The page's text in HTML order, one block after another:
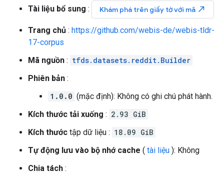
Tài liệu bổ sung : Khám phá trên giấy tờ với mã north_east
Trang chủ : https://github.com/webis-de/webis-tldr-
17-corpus
Mã nguồn : tfds.datasets.reddit.Builder
Phiên bản :
1.0.0 (mặc định): Không có ghi chú phát hành.
Kích thước tải xuống : 2.93 GiB
Kích thước tập dữ liệu : 18.09 GiB
Tự động lưu vào bộ nhớ cache ( tài liệu ): Không
Chia tách :